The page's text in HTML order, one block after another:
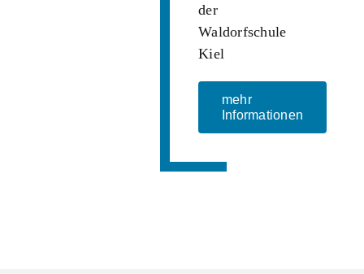
der
Waldorfschule
Kiel
mehr
Informationen